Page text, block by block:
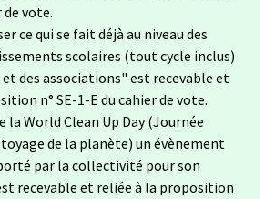
de vote.
ce qui se fait déjà au niveau des
scolaires (tout cycle inclus)
des associations" est recevable et
n° SE-1-E du cahier de vote.
la World Clean Up Day (Journée
de la planète) un évènement
par la collectivité pour son
recevable et reliée à la proposition